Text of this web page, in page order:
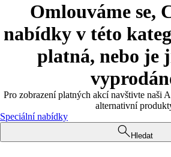
Omlouváme se,
nabídky v této
platná, nebo je
Pro zobrazení platných akcí navštivte naši
alternativní
Speciální nabídky
Hledat